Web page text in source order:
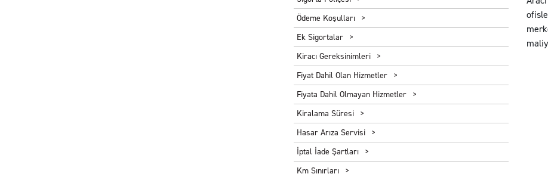
Ödeme Koşulları
Ek Sigortalar
Kiracı Gereksinimleri
Fiyat Dahil Olan Hizmetler
Fiyata Dahil Olmayan Hizmetler
Kiralama Süresi
Hasar Arıza Servisi
İptal İade Şartları
Km Sınırları